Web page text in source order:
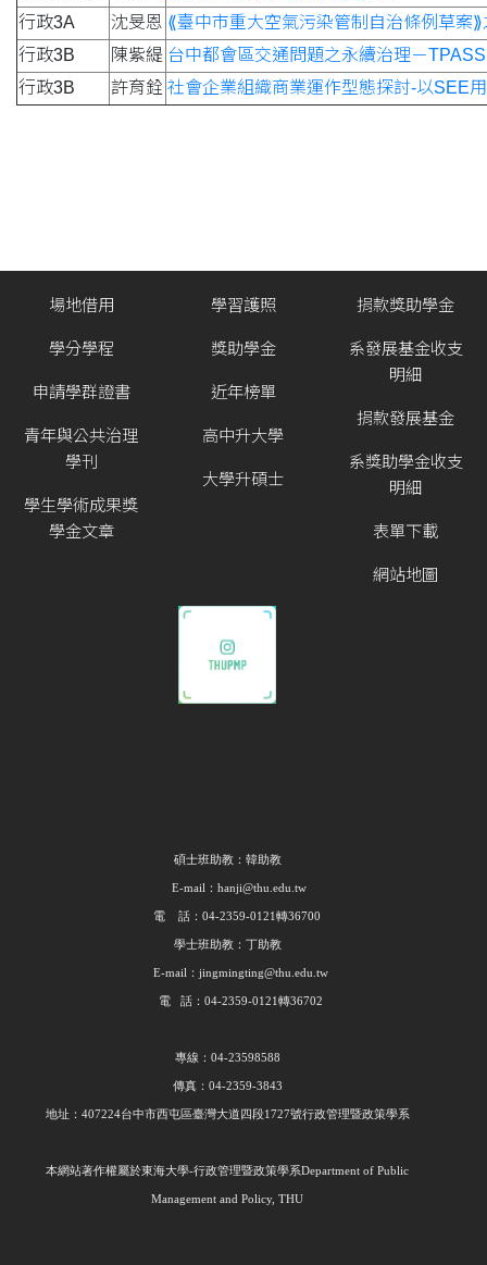
行政3A
沈旻恩 ⟪臺中市重大空氣污染管制自治條例草案
行政3B
陳紫緹 台中都會區交通問題之永續治理－
行政3B
許育銓 社會企業組織商業運作型態探討-以SEE
場地借用
學分學程
申請學群證書
青年與公共治理
學刊
學生學術成果獎
學金文章
學習護照
獎助學金
近年榜單
高中升大學
大學升碩士
捐款獎助學金
系發展基金收支
明細
捐款發展基金
系獎助學金收支
明細
表單下載
網站地圖
碩士班助教：韓助教
E-mail：hanji@thu.edu.tw
電 話：04-2359-0121轉36700
學士班助教：丁助教
E-mail：jingmingting@thu.edu.tw
電 話：04-2359-0121轉36702
專線：04-23598588
傳真：04-2359-3843
地址：407224台中市西屯區臺灣大道四段1727號行政管理暨政策學系
本網站著作權屬於東海大學-行政管理暨政策學系Department of Public
Management and Policy, THU